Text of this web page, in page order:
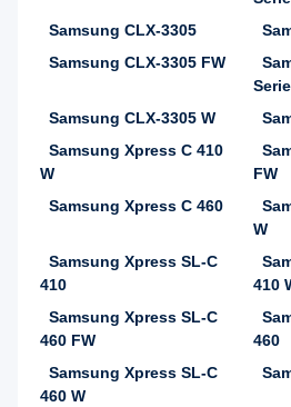
Samsung CLX-3305
Samsung CLX-3305 FW
Samsung CLX-3305 W
Samsung Xpress C 410
W
FW
Samsung Xpress C 460
W
Samsung Xpress SL-C
410
410
Samsung Xpress SL-C
460 FW
460
Samsung Xpress SL-C
460 W